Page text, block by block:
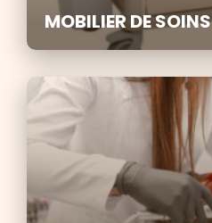
MOBILIER DE SOINS